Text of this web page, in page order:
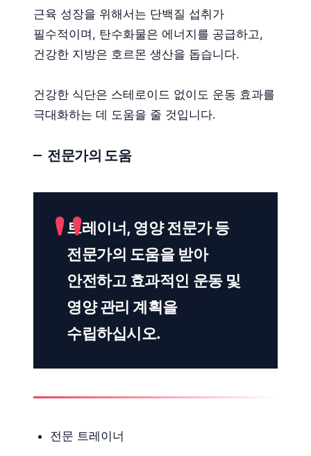
근육 성장을 위해서는 단백질 섭취가
필수적이며, 탄수화물은 에너지를 공급하고,
건강한 지방은 호르몬 생산을 돕습니다.
건강한 식단은 스테로이드 없이도 운동 효과를
극대화하는 데 도움을 줄 것입니다.
전문가의 도움
트레이너, 영양 전문가 등
전문가의 도움을 받아
안전하고 효과적인 운동 및
영양 관리 계획을
수립하십시오.
전문 트레이너